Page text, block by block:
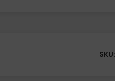
SKU: